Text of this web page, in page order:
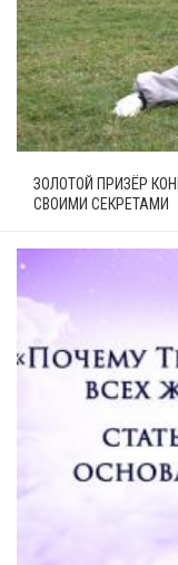
ЗОЛОТОЙ ПРИЗЁР
СВОИМИ СЕКРЕТАМИ